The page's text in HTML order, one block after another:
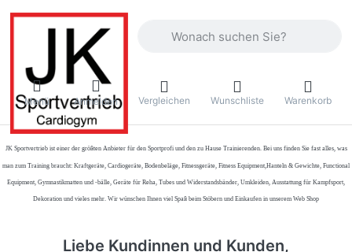
Menü Anmelden Vergleichen Wunschliste Warenkorb
JK Sportvertrieb ist einer der größten Anbieter für den Sportprofi und den zu Hause Trainierenden. Bei uns finden Sie fast alles, was
man zum Training braucht: Kraftgeräte, Cardiogeräte, Bodenbeläge, Fitnessgeräte, Fitness Equipment,Hanteln & Gewichte, Functional
Equipment, Gymnastikmatten und -bälle, Geräte für Reha, Tubes und Widerstandsbänder, Umkleiden, Ausstattung für Kampfsport,
Dekoration und vieles mehr. Wir wünschen Ihnen viel Spaß beim Stöbern und Einkaufen in unserem Web Shop
Liebe Kundinnen und Kunden,